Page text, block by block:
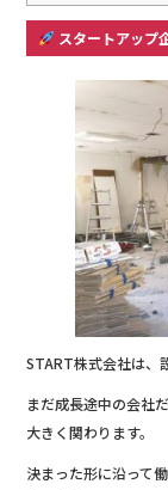
スタートアップ
START株式会社は、
まだ成長途中の会社
大きく関わります。
決まった形に沿って